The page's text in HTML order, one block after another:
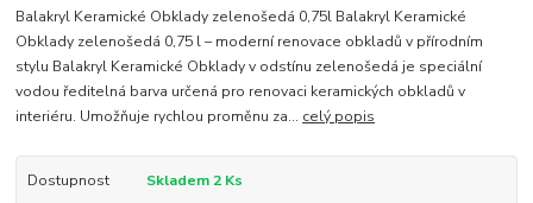
Balakryl Keramické Obklady zelenošedá 0,75l Balakryl Keramické
Obklady zelenošedá 0,75 l – moderní renovace obkladů v přírodním
stylu Balakryl Keramické Obklady v odstínu zelenošedá je speciální
vodou ředitelná barva určená pro renovaci keramických obkladů v
interiéru. Umožňuje rychlou proměnu za... celý popis
Dostupnost
Skladem 2 Ks